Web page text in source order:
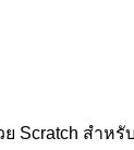
Scratch สำห